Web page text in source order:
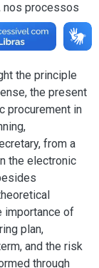
nos processos
the principle
the present
procurement in
from a
the electronic
importance of
plan,
and the risk
through